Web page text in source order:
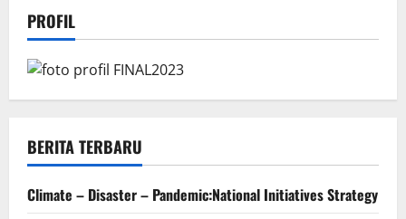
PROFIL
BERITA TERBARU
Climate – Disaster – Pandemic:National Initiatives Strategy